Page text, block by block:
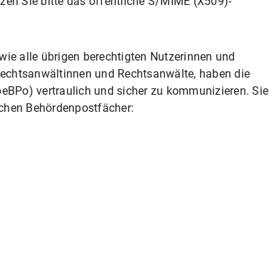
alle übrigen berechtigten Nutzerinnen und
und Rechtsanwälte, haben die
vertraulich und sicher zu kommunizieren. Sie
Behördenpostfächer: